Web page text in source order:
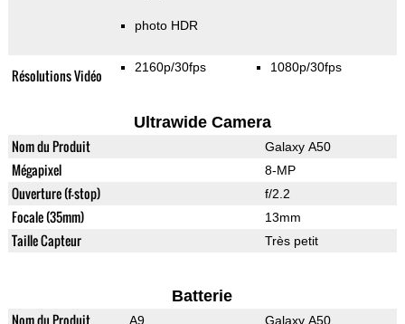
photo HDR
Résolutions Vidéo 2160p/30fps 1080p/30fps
Ultrawide Camera
Nom du Produit Galaxy A50
Mégapixel 8-MP
Ouverture (f-stop) f/2.2
Focale (35mm) 13mm
Taille Capteur Très petit
Batterie
Nom du Produit A9 Galaxy A50